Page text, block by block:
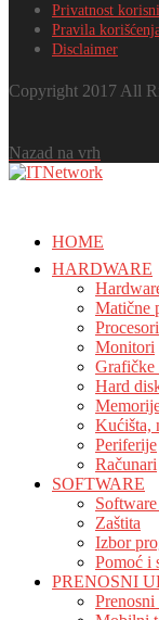
Privatnost
Pravila
Disclaimer
Copyright 2017 All
Nazad na vrh
HOME
HARDWARE
Matične
Procesori
Monitori
Grafičke
Hard
Kućišta,
Periferije
Računari
SOFTWARE
Zaštita
Izbor
Pomoć i
PRENOSNI